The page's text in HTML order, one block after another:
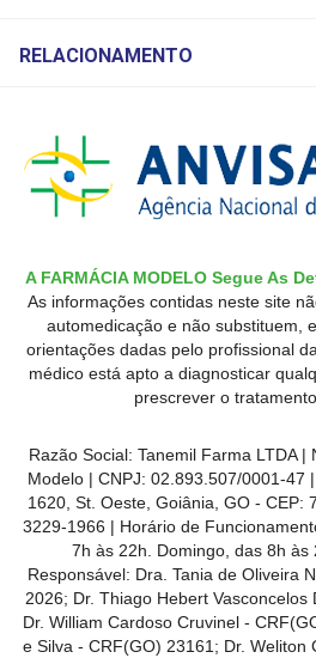
RELACIONAMENTO
A FARMÁCIA MODELO Segue As
As informações contidas neste site
automedicação e não substituem,
orientações dadas pelo profissional
médico está apto a diagnosticar
prescrever o
Razão Social: Tanemil Farma LTDA
Modelo | CNPJ: 02.893.507/0001-47
1620, St. Oeste, Goiânia, GO - CEP:
3229-1966 | Horário de
7h às 22h. Domingo, das 8h às
Responsável: Dra. Tania de Oliveira
2026; Dr. Thiago Hebert Vasconcelos
Dr. William Cardoso Cruvinel -
e Silva - CRF(GO) 23161; Dr. Weliton